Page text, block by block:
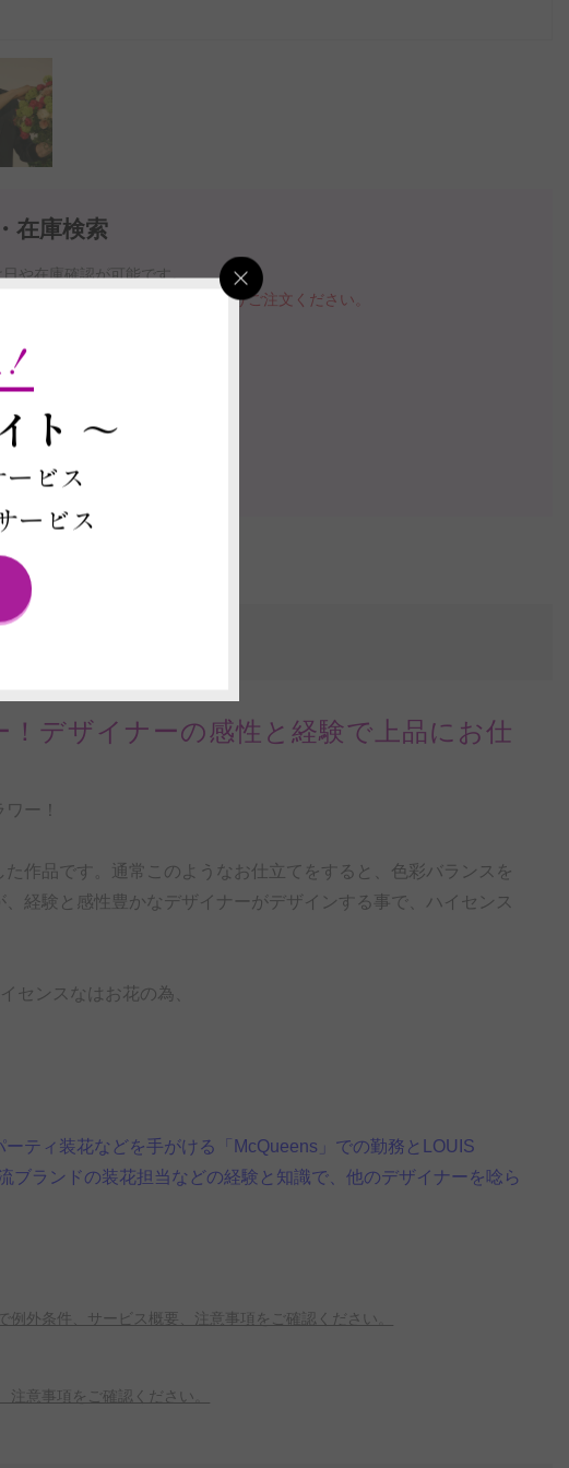
在庫検索
や在庫確認が可能です。
「この商品を購入する」ボタンよりご注文ください。
日をご指定いただけます。
ついての案内動画
日を確認する
デザイナーの感性と経験で上品にお仕
ー！
作品です。通常このようなお仕立てをすると、色彩バランスを
経験と感性豊かなデザイナーがデザインする事で、ハイセンス
センスなはお花の為、
ティ装花などを手がける「McQueens」での勤務とLOUIS
ランドの装花担当などの経験と知識で、他のデザイナーを唸ら
外条件、サービス概要、注意事項をご確認ください。
意事項をご確認ください。
ト ～
ビス
ービス